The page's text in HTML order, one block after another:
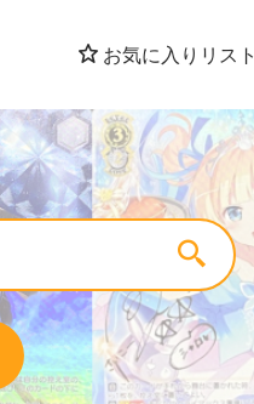
お気に入りリスト